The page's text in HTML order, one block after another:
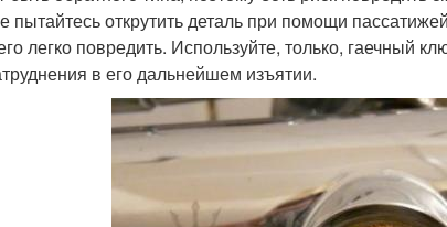
пытайтесь открутить деталь при помощи
легко повредить. Используйте, только, гаечный
в его дальнейшем изъятии.